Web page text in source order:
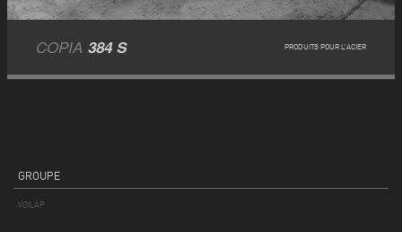
COPIA 384 S PRODUITS POUR L’ACIER
GROUPE
VOILÀP